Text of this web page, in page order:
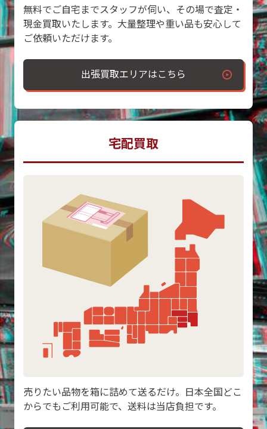
無料でご自宅までスタッフが伺い、その場で査定・
現金買取いたします。大量整理や重い品も安心して
ご依頼いただけます。
出張買取エリアはこちら
宅配買取
売りたい品物を箱に詰めて送るだけ。日本全国どこ
からでもご利用可能で、送料は当店負担です。